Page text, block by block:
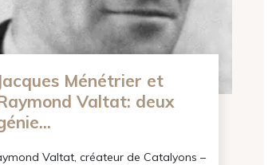
Jacques Ménétrier et
Valtat: deux
Valtat, créateur de Catalyons –